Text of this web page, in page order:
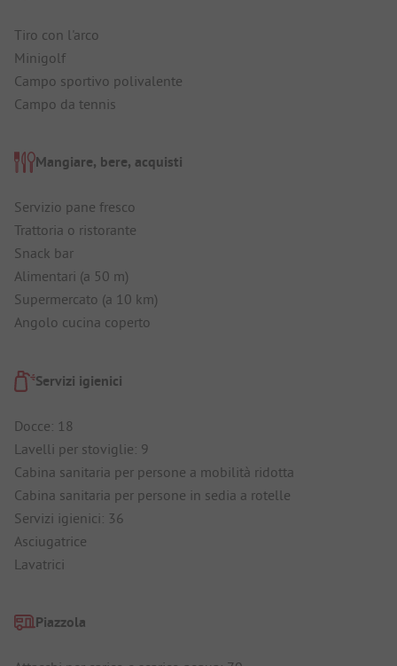
Tiro con l'arco
Minigolf
Campo sportivo polivalente
Campo da tennis
Mangiare, bere, acquisti
Servizio pane fresco
Trattoria o ristorante
Snack bar
Alimentari (a 50 m)
Supermercato (a 10 km)
Angolo cucina coperto
Servizi igienici
Docce: 18
Lavelli per stoviglie: 9
Cabina sanitaria per persone a mobilità ridotta
Cabina sanitaria per persone in sedia a rotelle
Servizi igienici: 36
Asciugatrice
Lavatrici
Piazzola